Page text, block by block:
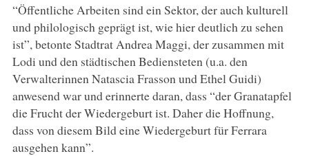
“Öffentliche Arbeiten sind ein Sektor, der auch kulturell
und philologisch geprägt ist, wie hier deutlich zu sehen
ist”, betonte Stadtrat Andrea Maggi, der zusammen mit
Lodi und den städtischen Bediensteten (u.a. den
Verwalterinnen Natascia Frasson und Ethel Guidi)
anwesend war und erinnerte daran, dass “der Granatapfel
die Frucht der Wiedergeburt ist. Daher die Hoffnung,
dass von diesem Bild eine Wiedergeburt für Ferrara
ausgehen kann”.